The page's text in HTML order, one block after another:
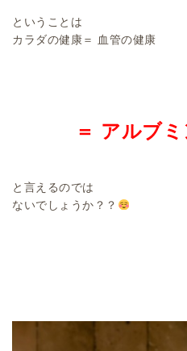
ということは
カラダの健康＝ 血管の健康
＝ アルブ
と言えるのでは
ないでしょうか？？